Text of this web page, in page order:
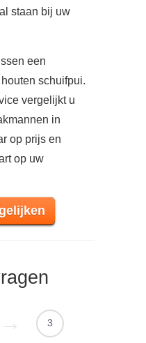
staan bij uw
een
schuifpui.
vergelijkt u
in
op prijs en
op uw
3